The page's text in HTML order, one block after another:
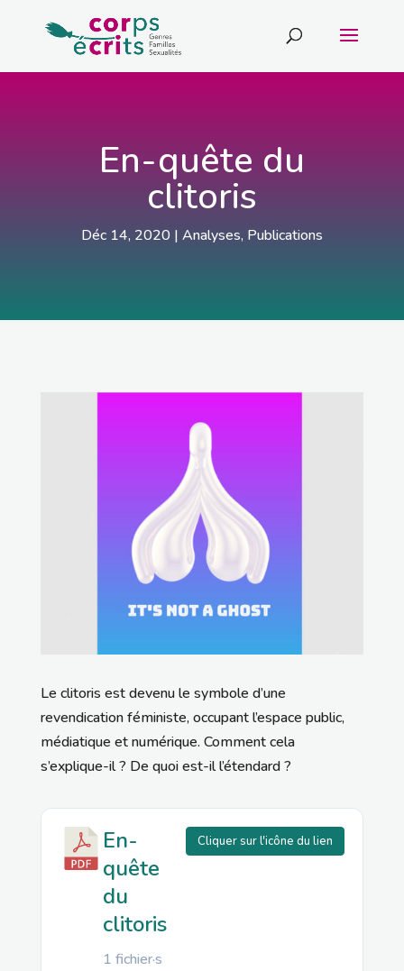
En-quête du
clitoris
Déc 14, 2020| Analyses, Publications
Le clitoris est devenu le symbole d’une
revendication féministe, occupant l’espace public,
médiatique et numérique. Comment cela
s’explique-il ? De quoi est-il l’étendard ?
En-
quête
du
clitoris
1 fichier·s
Cliquer sur l'icône du lien